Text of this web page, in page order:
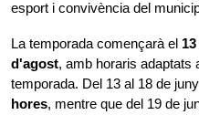
esport i convivència del
La temporada començarà el
d'agost, amb horaris adaptats
temporada. Del 13 al 18 de
hores, mentre que del 19 de